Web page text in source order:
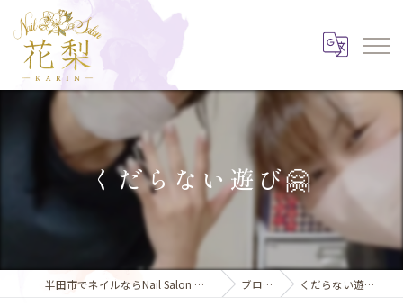
くだらない遊び🤗
半田市でネイルならNail Salon 花梨 ブログ くだらない遊び🤗